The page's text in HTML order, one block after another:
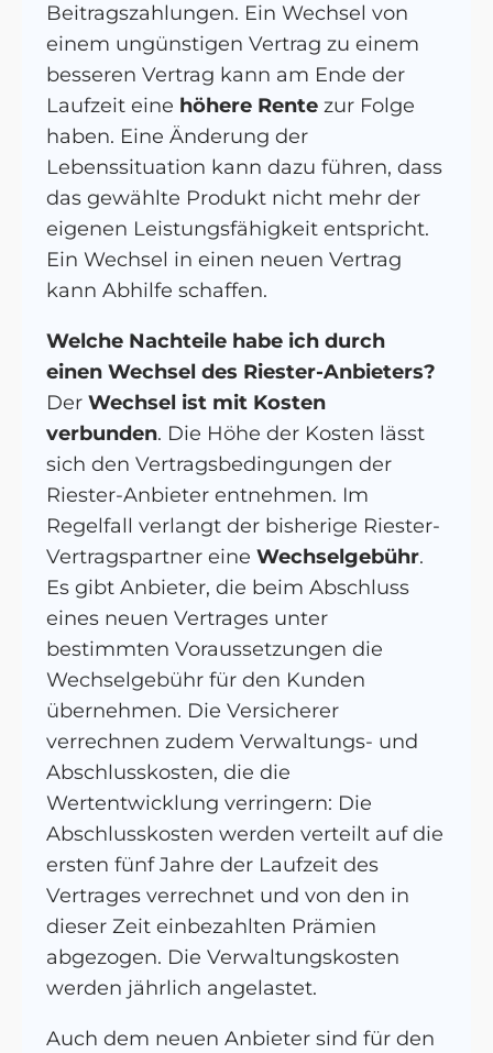
Beitragszahlungen. Ein Wechsel von
einem ungünstigen Vertrag zu einem
besseren Vertrag kann am Ende der
Laufzeit eine höhere Rente zur Folge
haben. Eine Änderung der
Lebenssituation kann dazu führen, dass
das gewählte Produkt nicht mehr der
eigenen Leistungsfähigkeit entspricht.
Ein Wechsel in einen neuen Vertrag
kann Abhilfe schaffen.
Welche Nachteile habe ich durch
einen Wechsel des Riester-Anbieters?
DerWechsel ist mit Kosten
verbunden. Die Höhe der Kosten lässt
sich den Vertragsbedingungen der
Riester-Anbieter entnehmen. Im
Regelfall verlangt der bisherige Riester-
Vertragspartner eineWechselgebühr.
Es gibt Anbieter, die beim Abschluss
eines neuen Vertrages unter
bestimmten Voraussetzungen die
Wechselgebühr für den Kunden
übernehmen. Die Versicherer
verrechnen zudem Verwaltungs- und
Abschlusskosten, die die
Wertentwicklung verringern: Die
Abschlusskosten werden verteilt auf die
ersten fünf Jahre der Laufzeit des
Vertrages verrechnet und von den in
dieser Zeit einbezahlten Prämien
abgezogen. Die Verwaltungskosten
werden jährlich angelastet.
Auch dem neuen Anbieter sind für den